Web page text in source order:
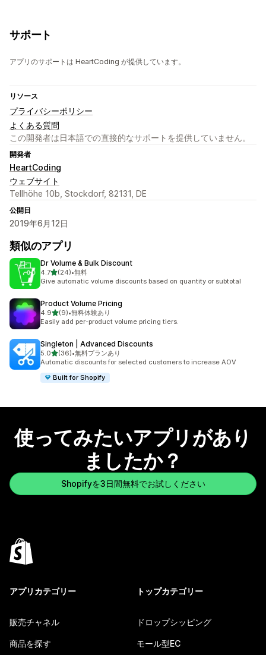
サポート
アプリのサポートは HeartCoding が提供しています。
リソース
プライバシーポリシー
よくある質問
この開発者は日本語での直接的なサポートを提供していません。
開発者
HeartCoding
ウェブサイト
Tellhöhe 10b, Stockdorf, 82131, DE
公開日
2019年6月12日
類似のアプリ
Dr Volume & Bulk Discount
4.75つ星中
(24)
合計レビュー数：24件
•無料
Give automatic volume discounts based on quantity or subtotal
Product Volume Pricing
4.95つ星中
(9)
合計レビュー数：9件
•無料体験あり
Easily add per-product volume pricing tiers.
Singleton | Advanced Discounts
5.05つ星中
(36)
合計レビュー数：36件
•無料プランあり
Automatic discounts for selected customers to increase AOV
Built for Shopify
使ってみたいアプリがあり
ましたか？
Shopifyを3日間無料でお試しください
アプリカテゴリー
販売チャネル
商品を探す
トップカテゴリー
ドロップシッピング
モール型EC